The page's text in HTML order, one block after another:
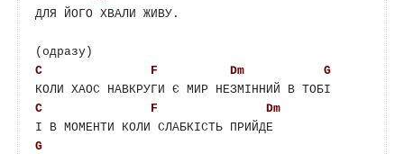
ДЛЯ ЙОГО ХВАЛИ ЖИВУ.
C
F Dm
G
C
F
Dm
G